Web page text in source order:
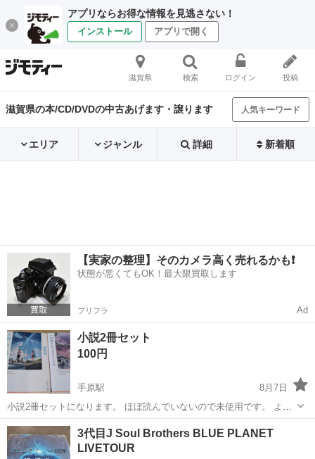
アプリならお得な情報を見逃さない！
インストール アプリで開く
滋賀県 検索 ログイン 投稿
滋賀県の本/CD/DVDの中古あげます・譲ります 人気キーワード
エリア ジャンル 詳細 新着順
【実家の整理】そのカメラ高く売れるかも❗️
状態が悪くてもOK！最大限買取します
プリフラ Ad
小説2冊セット
100円
手原駅
8月7日
小説2冊セットになります。 ほぼ読んでいないので未使用です。 よろ
しくお願い致します。
滋賀 栗東市 手原駅
3代目J Soul Brothers BLUE PLANET
LIVETOUR